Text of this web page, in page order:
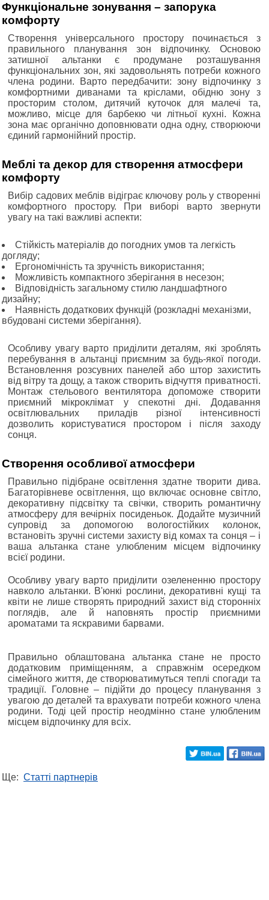
Функціональне зонування – запорука
комфорту
Створення універсального простору починається з
правильного планування зон відпочинку. Основою
затишної альтанки є продумане розташування
функціональних зон, які задовольнять потреби кожного
члена родини. Варто передбачити: зону відпочинку з
комфортними диванами та кріслами, обідню зону з
просторим столом, дитячий куточок для малечі та,
можливо, місце для барбекю чи літньої кухні. Кожна
зона має органічно доповнювати одна одну, створюючи
єдиний гармонійний простір.
Меблі та декор для створення атмосфери
комфорту
Вибір садових меблів відіграє ключову роль у створенні
комфортного простору. При виборі варто звернути
увагу на такі важливі аспекти:
Стійкість матеріалів до погодних умов та легкість
догляду;
Ергономічність та зручність використання;
Можливість компактного зберігання в несезон;
Відповідність загальному стилю ландшафтного
дизайну;
Наявність додаткових функцій (розкладні механізми,
вбудовані системи зберігання).
Особливу увагу варто приділити деталям, які зроблять
перебування в альтанці приємним за будь-якої погоди.
Встановлення розсувних панелей або штор захистить
від вітру та дощу, а також створить відчуття приватності.
Монтаж стельового вентилятора допоможе створити
приємний мікроклімат у спекотні дні. Додавання
освітлювальних приладів різної інтенсивності
дозволить користуватися простором і після заходу
сонця.
Створення особливої атмосфери
Правильно підібране освітлення здатне творити дива.
Багаторівневе освітлення, що включає основне світло,
декоративну підсвітку та свічки, створить романтичну
атмосферу для вечірніх посиденьок. Додайте музичний
супровід за допомогою вологостійких колонок,
встановіть зручні системи захисту від комах та сонця – і
ваша альтанка стане улюбленим місцем відпочинку
всієї родини.
Особливу увагу варто приділити озелененню простору
навколо альтанки. В'юнкі рослини, декоративні кущі та
квіти не лише створять природний захист від сторонніх
поглядів, але й наповнять простір приємними
ароматами та яскравими барвами.
Правильно облаштована альтанка стане не просто
додатковим приміщенням, а справжнім осередком
сімейного життя, де створюватимуться теплі спогади та
традиції. Головне – підійти до процесу планування з
увагою до деталей та врахувати потреби кожного члена
родини. Тоді цей простір неодмінно стане улюбленим
місцем відпочинку для всіх.
Ще: Статті партнерів